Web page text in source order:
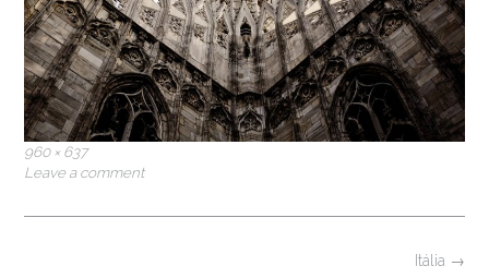
Full
size
960 × 637
Leave a comment
Itália →